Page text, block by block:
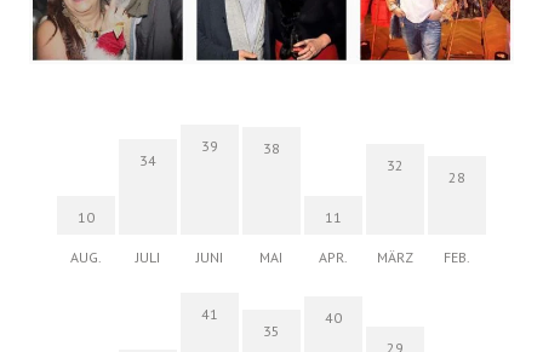
10
AUG.
34
JULI
39
JUNI
38
MAI
11
APR.
32
MÄRZ
28
FEB.
41
35
40
29